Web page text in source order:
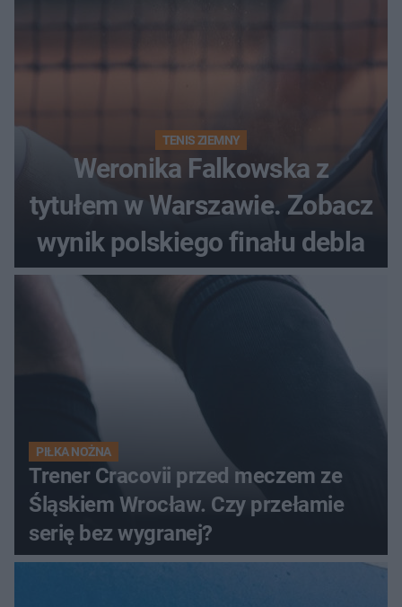
TENIS ZIEMNY
Weronika Falkowska z
tytułem w Warszawie. Zobacz
wynik polskiego finału debla
PIŁKA NOŻNA
Trener Cracovii przed meczem ze
Śląskiem Wrocław. Czy przełamie
serię bez wygranej?